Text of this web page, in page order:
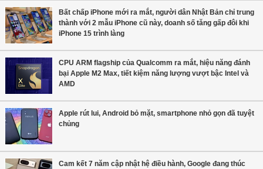
Bất chấp iPhone mới ra mắt, người dân Nhật Bản chỉ trung
thành với 2 mẫu iPhone cũ này, doanh số tăng gấp đôi khi
iPhone 15 trình làng
CPU ARM flagship của Qualcomm ra mắt, hiệu năng đánh
bại Apple M2 Max, tiết kiệm năng lượng vượt bậc Intel và
AMD
Apple rút lui, Android bỏ mặt, smartphone nhỏ gọn đã tuyệt
chủng
Cam kết 7 năm cập nhật hệ điều hành, Google đang thúc